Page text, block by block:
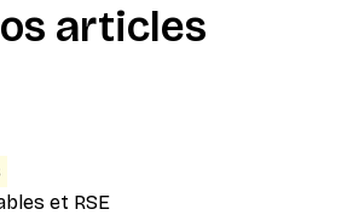
articles
et RSE